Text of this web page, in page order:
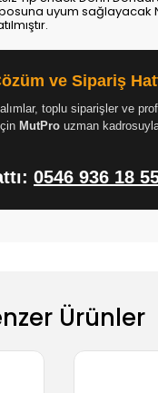
uyum sağlayacak
ve Sipariş
toplu siparişler ve
MutPro uzman
0546 936 18
Ürünler